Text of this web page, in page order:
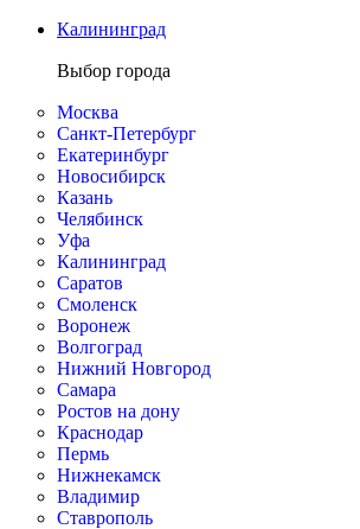
Калининград
Выбор города
Москва
Санкт-Петербург
Екатеринбург
Новосибирск
Казань
Челябинск
Уфа
Калининград
Саратов
Смоленск
Воронеж
Волгоград
Нижний Новгород
Самара
Ростов на дону
Краснодар
Пермь
Нижнекамск
Владимир
Ставрополь